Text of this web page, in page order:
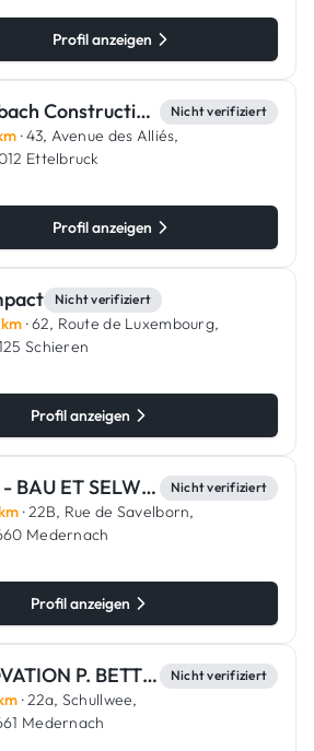
Profil anzeigen
Krombach Constructions Nicht verifiziert
· 43, Avenue des Alliés,
Ettelbruck
Profil anzeigen
Nicht verifiziert
· 62, Route de Luxembourg,
Schieren
Profil anzeigen
B.E.S. - BAU ET SELWER Nicht verifiziert
· 22B, Rue de Savelborn,
Medernach
Profil anzeigen
RENOVATION P. BETTENDORF Nicht verifiziert
· 22a, Schullwee,
Medernach